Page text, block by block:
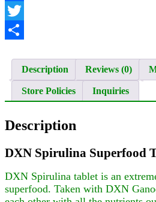
Facebook
Twitter
Description
Reviews (0)
Store Policies Inquiries
Description
DXN Spirulina Superfood
DXN Spirulina tablet is an
superfood. Taken with DXN